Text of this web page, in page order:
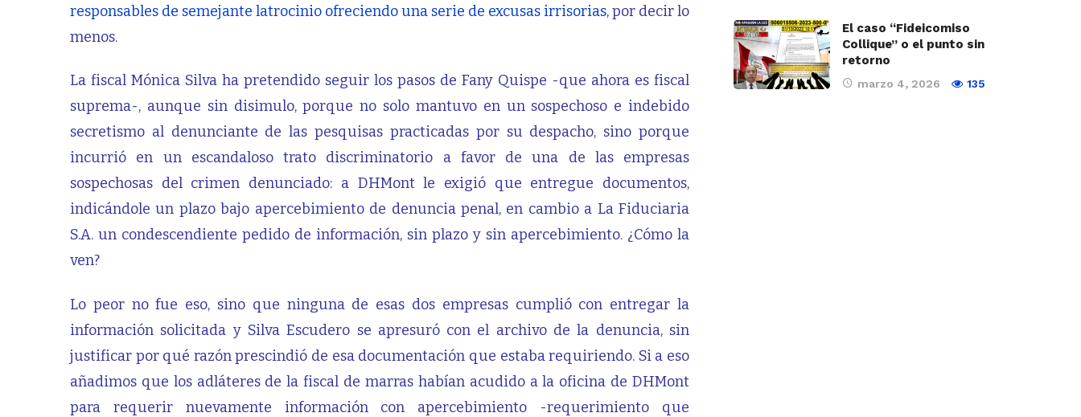
responsables de semejante latrocinio ofreciendo una serie de excusas irrisorias, por decir lo
menos.
La fiscal Mónica Silva ha pretendido seguir los pasos de Fany Quispe -que ahora es fiscal
suprema-, aunque sin disimulo, porque no solo mantuvo en un sospechoso e indebido
secretismo al denunciante de las pesquisas practicadas por su despacho, sino porque
incurrió en un escandaloso trato discriminatorio a favor de una de las empresas
sospechosas del crimen denunciado: a DHMont le exigió que entregue documentos,
indicándole un plazo bajo apercebimiento de denuncia penal, en cambio a La Fiduciaria
S.A. un condescendiente pedido de información, sin plazo y sin apercebimiento. ¿Cómo la
ven?
Lo peor no fue eso, sino que ninguna de esas dos empresas cumplió con entregar la
información solicitada y Silva Escudero se apresuró con el archivo de la denuncia, sin
justificar por qué razón prescindió de esa documentación que estaba requiriendo. Si a eso
añadimos que los adláteres de la fiscal de marras habían acudido a la oficina de DHMont
para requerir nuevamente información con apercebimiento -requerimiento que
El caso “Fideicomiso
Collique” o el punto sin
retorno
marzo 4, 2026 135